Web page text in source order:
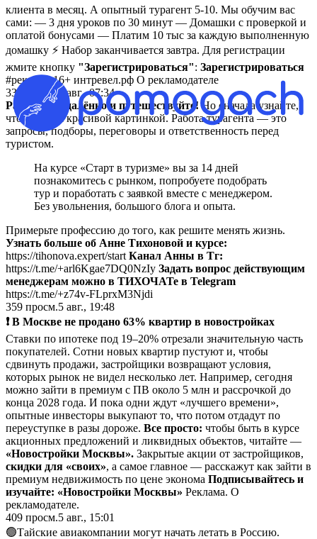
клиента в месяц. А опытный турагент 5-10. Мы обучим вас
сами: — 3 дня уроков по 30 минут — Домашки с проверкой и
оплатой бонусами — Платим 10 тыс за каждую выполненную
домашку ⚡ Набор заканчивается завтра. Для регистрации
жмите кнопку "Зарегистрироваться": Зарегистрироваться
#реклама 16+ интревел.рф О рекламодателе
338
просм.6 авг., 07:34
Работайте удалённо и путешествуйте! Но сначала узнайте,
что стоит за красивой картинкой. Работа турагента — это
запросы, подборы, переговоры и ответственность перед
туристом.
На курсе «Старт в туризме» вы за 14 дней
познакомитесь с рынком, попробуете подобрать
тур и поработать с заявкой вместе с менеджером.
Без увольнения, большого блога и опыта.
Примерьте профессию до того, как решите менять жизнь.
Узнать больше об Анне Тихоновой и курсе:
https://tihonova.expert/start Канал Анны в Tг:
https://t.me/+arl6Kgae7DQ0NzIy Задать вопрос действующим
менеджерам можно в ТИХОЧАТе в Telegram
https://t.me/+z74v-FLprxM3Njdi
359 просм.5 авг., 19:48
❗️ В Москве не продано 63% квартир в новостройках
Ставки по ипотеке под 19–20% отрезали значительную часть
покупателей. Сотни новых квартир пустуют и, чтобы
сдвинуть продажи, застройщики возвращают условия,
которых рынок не видел несколько лет. Например, сегодня
можно зайти в премиум с ПВ около 5 млн и рассрочкой до
конца 2028 года. И пока одни ждут «лучшего времени»,
опытные инвесторы выкупают то, что потом отдадут по
переуступке в разы дороже. Все просто: чтобы быть в курсе
акционных предложений и ликвидных объектов, читайте —
«Новостройки Москвы». Закрытые акции от застройщиков,
скидки для «своих», а самое главное — расскажут как зайти в
премиум недвижимость по цене эконома Подписывайтесь и
изучайте: «Новостройки Москвы» Реклама. О
рекламодателе.
409 просм.5 авг., 15:01
🟢Тайские авиакомпании могут начать летать в Россию.